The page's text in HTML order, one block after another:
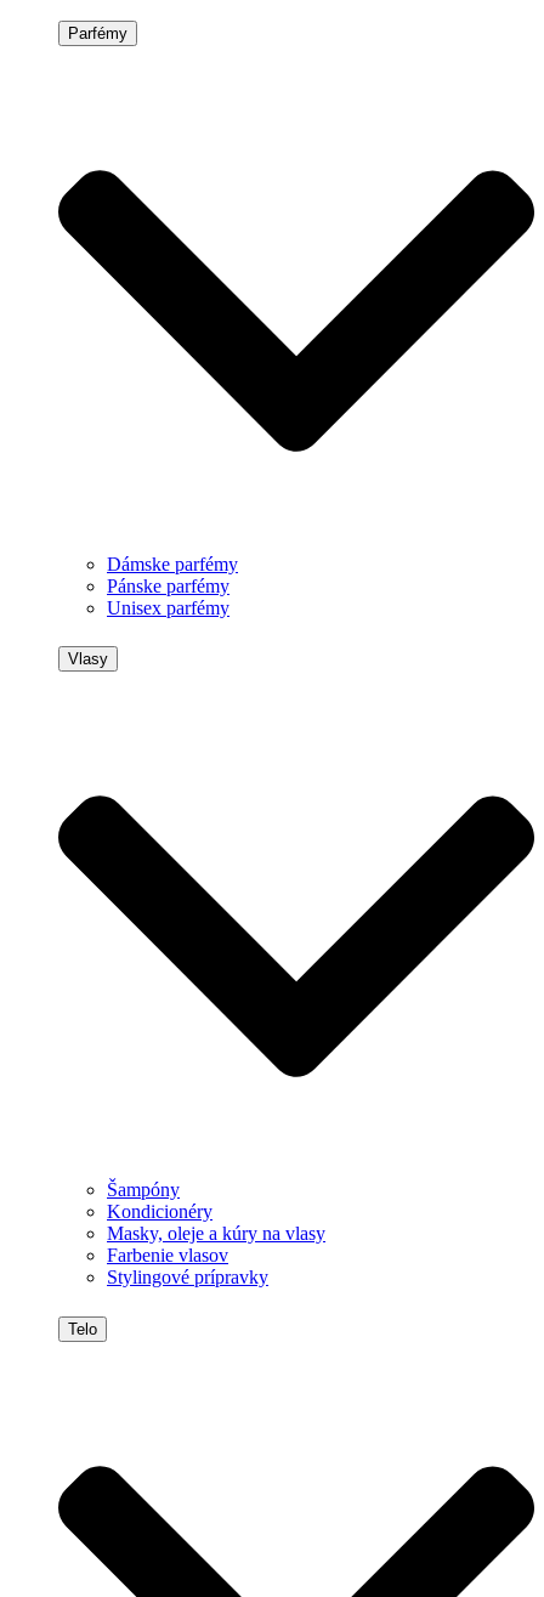
Parfémy
Dámske parfémy
Pánske parfémy
Unisex parfémy
Vlasy
Šampóny
Kondicionéry
Masky, oleje a kúry na vlasy
Farbenie vlasov
Stylingové prípravky
Telo